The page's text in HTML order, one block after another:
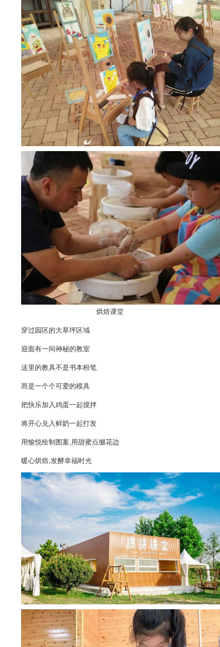
烘焙课堂
穿过园区的大草坪区域
迎面有一间神秘的教室
这里的教具不是书本粉笔
而是一个个可爱的模具
把快乐加入鸡蛋一起搅拌
将开心兑入鲜奶一起打发
用愉悦绘制图案,用甜蜜点缀花边
暖心烘焙,发酵幸福时光